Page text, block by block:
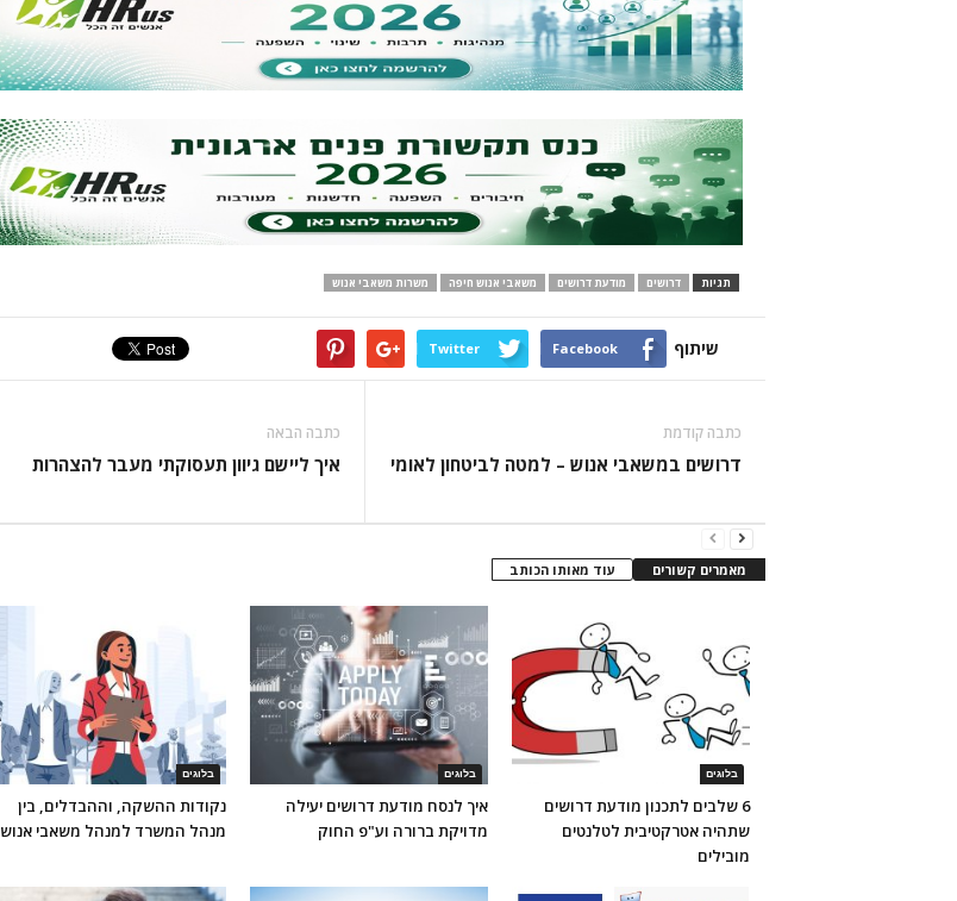
תגיות דרושים מודעת דרושים משאבי אנוש חיפה משרות משאבי אנוש
שיתוף Facebook
Twitter
כתבה קודמת
דרושים במשאבי אנוש – למטה לביטחון לאומי
כתבה הבאה
איך ליישם גיוון תעסוקתי מעבר להצהרות
מאמרים קשורים עוד מאותו הכותב
בלוגים
נקודות ההשקה, וההבדלים, בין
מנהל המשרד למנהל משאבי אנוש
בלוגים
איך לנסח מודעת דרושים יעילה
מדויקת ברורה וע"פ החוק
בלוגים
6 שלבים לתכנון מודעת דרושים
שתהיה אטרקטיבית לטלנטים
מובילים